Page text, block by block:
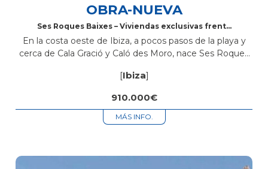
OBRA-NUEVA
Ses Roques Baixes – Viviendas exclusivas frente
En la costa oeste de Ibiza, a pocos pasos de la playa y
cerca de Cala Gració y Caló des Moro, nace Ses Roques
[Ibiza]
910.000€
MÁS INFO.